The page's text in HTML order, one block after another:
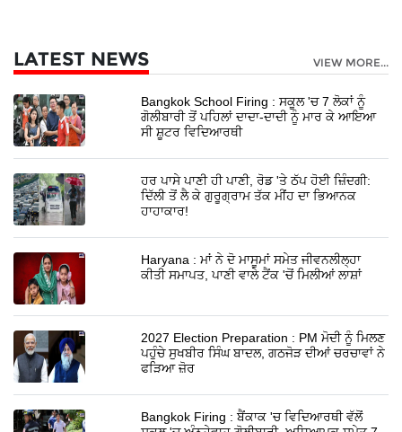
LATEST NEWS VIEW MORE...
Bangkok School Firing : ਸਕੂਲ 'ਚ 7 ਲੋਕਾਂ ਨੂੰ
ਗੋਲੀਬਾਰੀ ਤੋਂ ਪਹਿਲਾਂ ਦਾਦਾ-ਦਾਦੀ ਨੂੰ ਮਾਰ ਕੇ ਆਇਆ
ਸੀ ਸ਼ੂਟਰ ਵਿਦਿਆਰਥੀ
ਹਰ ਪਾਸੇ ਪਾਣੀ ਹੀ ਪਾਣੀ, ਰੋਡ 'ਤੇ ਠੱਪ ਹੋਈ ਜ਼ਿੰਦਗੀ:
ਦਿੱਲੀ ਤੋਂ ਲੈ ਕੇ ਗੁਰੂਗ੍ਰਾਮ ਤੱਕ ਮੀਂਹ ਦਾ ਭਿਆਨਕ
ਹਾਹਾਕਾਰ!
Haryana : ਮਾਂ ਨੇ ਦੋ ਮਾਸੂਮਾਂ ਸਮੇਤ ਜੀਵਨਲੀਲ੍ਹਾ
ਕੀਤੀ ਸਮਾਪਤ, ਪਾਣੀ ਵਾਲੇ ਟੈਂਕ 'ਚੋਂ ਮਿਲੀਆਂ ਲਾਸ਼ਾਂ
2027 Election Preparation : PM ਮੋਦੀ ਨੂੰ ਮਿਲਣ
ਪਹੁੰਚੇ ਸੁਖਬੀਰ ਸਿੰਘ ਬਾਦਲ, ਗਠਜੋੜ ਦੀਆਂ ਚਰਚਾਵਾਂ ਨੇ
ਫੜਿਆ ਜ਼ੋਰ
Bangkok Firing : ਬੈਂਕਾਕ 'ਚ ਵਿਦਿਆਰਥੀ ਵੱਲੋਂ